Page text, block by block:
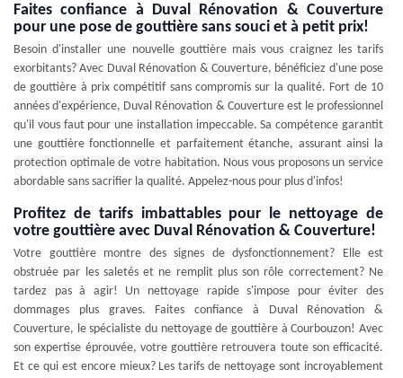
Faites confiance à Duval Rénovation & Couverture
pour une pose de gouttière sans souci et à petit prix!
Besoin d'installer une nouvelle gouttière mais vous craignez les tarifs
exorbitants? Avec Duval Rénovation & Couverture, bénéficiez d'une pose
de gouttière à prix compétitif sans compromis sur la qualité. Fort de 10
années d'expérience, Duval Rénovation & Couverture est le professionnel
qu'il vous faut pour une installation impeccable. Sa compétence garantit
une gouttière fonctionnelle et parfaitement étanche, assurant ainsi la
protection optimale de votre habitation. Nous vous proposons un service
abordable sans sacrifier la qualité. Appelez-nous pour plus d'infos!
Profitez de tarifs imbattables pour le nettoyage de
votre gouttière avec Duval Rénovation & Couverture!
Votre gouttière montre des signes de dysfonctionnement? Elle est
obstruée par les saletés et ne remplit plus son rôle correctement? Ne
tardez pas à agir! Un nettoyage rapide s'impose pour éviter des
dommages plus graves. Faites confiance à Duval Rénovation &
Couverture, le spécialiste du nettoyage de gouttière à Courbouzon! Avec
son expertise éprouvée, votre gouttière retrouvera toute son efficacité.
Et ce qui est encore mieux? Les tarifs de nettoyage sont incroyablement